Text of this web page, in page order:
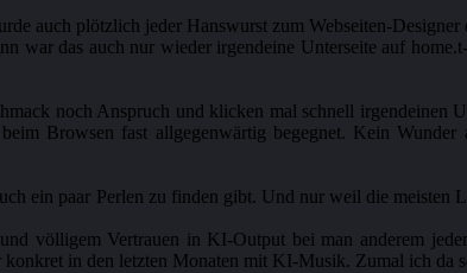
auch plötzlich jeder Hanswurst zum Webseiten-
war das auch nur wieder irgendeine Unterseite auf
noch Anspruch und klicken mal schnell irgendeinen
Browsen fast allgegenwärtig begegnet. Kein Wunder
ein paar Perlen zu finden gibt. Und nur weil die
völligem Vertrauen in KI-Output bei man anderem
in den letzten Monaten mit KI-Musik. Zumal ich da